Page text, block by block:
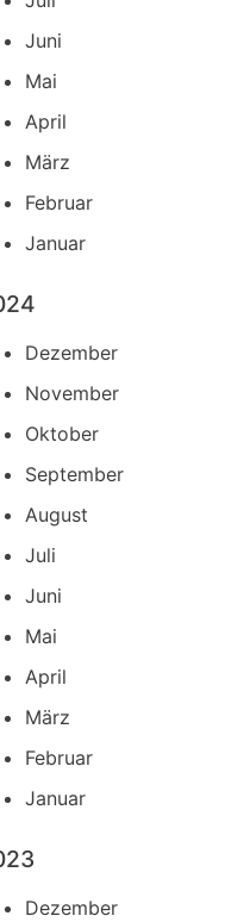
Juni
Mai
April
März
Februar
Januar
Dezember
November
Oktober
September
August
Juli
Juni
Mai
April
März
Februar
Januar
Dezember